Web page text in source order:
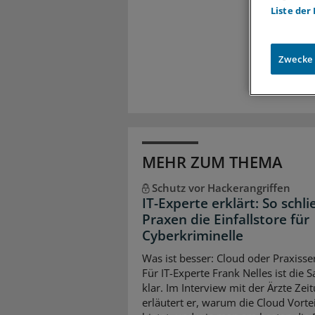
MEHR ZUM THEMA
Schutz vor Hackerangriffen
IT-Experte erklärt: So
Praxen die Einfallstore für
Cyberkriminelle
Was ist besser: Cloud oder
Für IT-Experte Frank Nelles ist die
klar. Im Interview mit der Ärzte
erläutert er, warum die Cloud
Liste